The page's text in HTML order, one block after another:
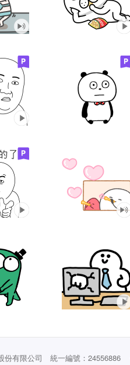
份有限公司 統一編號：24556886